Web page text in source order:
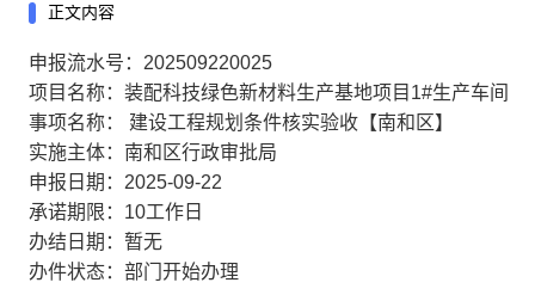
正文内容
申报流水号：202509220025
项目名称：装配科技绿色新材料生产基地项目1#生产车间
事项名称： 建设工程规划条件核实验收【南和区】
实施主体：南和区行政审批局
申报日期：2025-09-22
承诺期限：10工作日
办结日期：暂无
办件状态：部门开始办理